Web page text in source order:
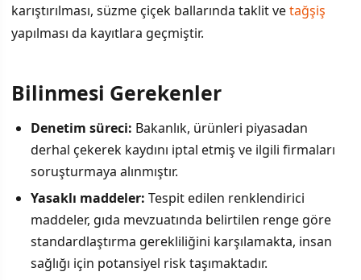
karıştırılması, süzme çiçek ballarında taklit vetağşiş
yapılması da kayıtlara geçmiştir.
Bilinmesi Gerekenler
Denetim süreci: Bakanlık, ürünleri piyasadan
derhal çekerek kaydını iptal etmiş ve ilgili firmaları
soruşturmaya alınmıştır.
Yasaklı maddeler: Tespit edilen renklendirici
maddeler, gıda mevzuatında belirtilen renge göre
standardlaştırma gerekliliğini karşılamakta, insan
sağlığı için potansiyel risk taşımaktadır.